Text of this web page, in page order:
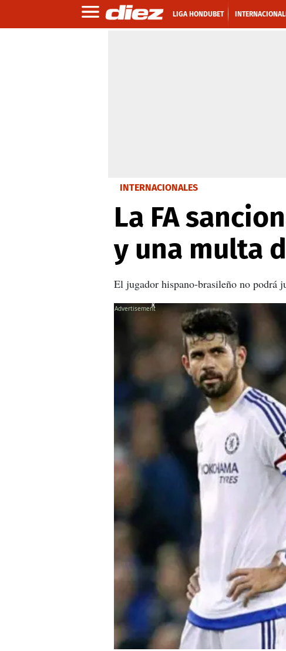
LIGA HONDUBET
INTERNACIONALES
La FA
y una multa
El jugador hispano-brasileño no podrá
X